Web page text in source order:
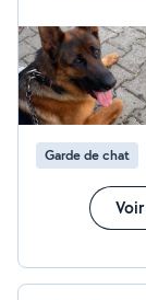
et je
serai
rendre
Garde de chat